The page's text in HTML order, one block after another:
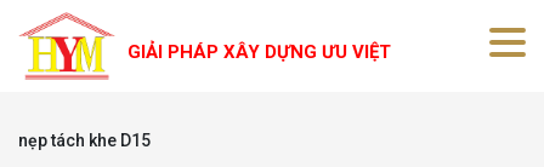
GIẢI PHÁP XÂY DỰNG ƯU VIỆT
nẹp tách khe D15